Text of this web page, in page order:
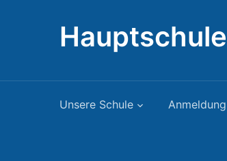
Unsere Schule Anmeldung